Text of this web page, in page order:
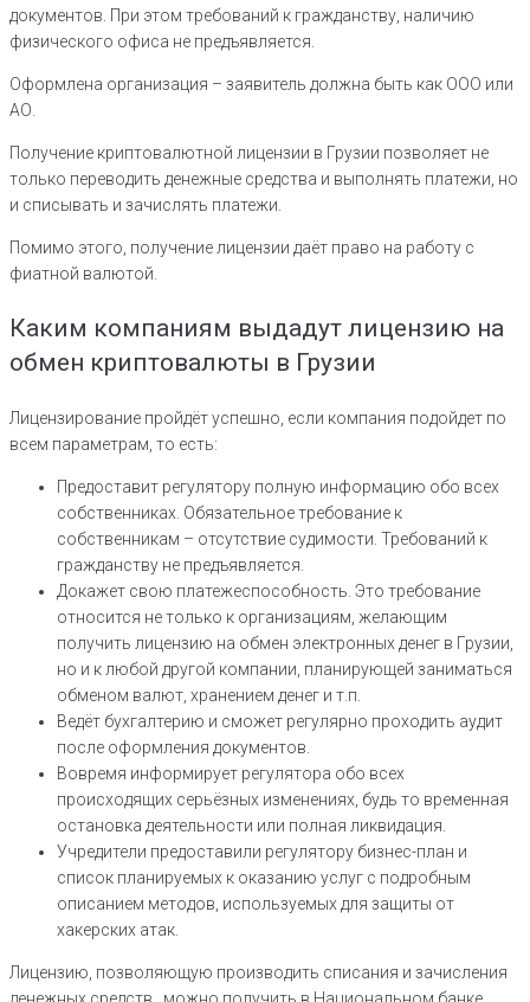
документов. При этом требований к гражданству, наличию
физического офиса не предъявляется.
Оформлена организация – заявитель должна быть как ООО или
АО.
Получение криптовалютной лицензии в Грузии позволяет не
только переводить денежные средства и выполнять платежи, но
и списывать и зачислять платежи.
Помимо этого, получение лицензии даёт право на работу с
фиатной валютой.
Каким компаниям выдадут лицензию на
обмен криптовалюты в Грузии
Лицензирование пройдёт успешно, если компания подойдет по
всем параметрам, то есть:
Предоставит регулятору полную информацию обо всех
собственниках. Обязательное требование к
собственникам – отсутствие судимости. Требований к
гражданству не предъявляется.
Докажет свою платежеспособность. Это требование
относится не только к организациям, желающим
получить лицензию на обмен электронных денег в Грузии,
но и к любой другой компании, планирующей заниматься
обменом валют, хранением денег и т.п.
Ведёт бухгалтерию и сможет регулярно проходить аудит
после оформления документов.
Вовремя информирует регулятора обо всех
происходящих серьёзных изменениях, будь то временная
остановка деятельности или полная ликвидация.
Учредители предоставили регулятору бизнес-план и
список планируемых к оказанию услуг с подробным
описанием методов, используемых для защиты от
хакерских атак.
Лицензию, позволяющую производить списания и зачисления
денежных средств, можно получить в Национальном банке